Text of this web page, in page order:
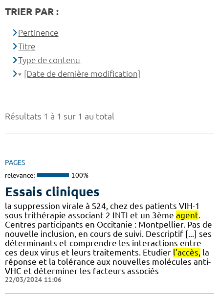
Résultats 1 à 1 sur 1 au total
PAGES
relevance: 100%
Essais cliniques
la suppression virale à S24, chez des patients VIH-1
sous trithérapie associant 2 INTI et un 3ème agent
Centres participants en Occitanie : Montpellier. Pas de
nouvelle inclusion, en cours de suivi. Descriptif [...] ses
déterminants et comprendre les interactions entre
ces deux virus et leurs traitements. Etudier l’accès, la
réponse et la tolérance aux nouvelles molécules anti-
VHC et déterminer les facteurs associés
22/03/2024 11:06
TRIER PAR :
Pertinence
Titre
Type de contenu
[Date de dernière modification]